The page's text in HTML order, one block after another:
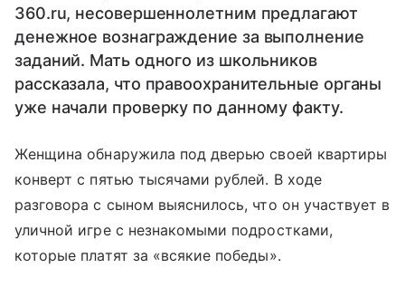
360.ru, несовершеннолетним предлагают
денежное вознаграждение за выполнение
заданий. Мать одного из школьников
рассказала, что правоохранительные органы
уже начали проверку по данному факту.
Женщина обнаружила под дверью своей квартиры
конверт с пятью тысячами рублей. В ходе
разговора с сыном выяснилось, что он участвует в
уличной игре с незнакомыми подростками,
которые платят за «всякие победы».